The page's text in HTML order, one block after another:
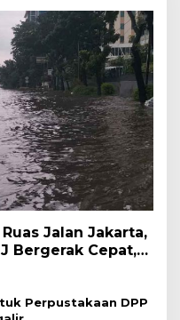
Jalan Jakarta,
Bergerak Cepat,
Secara
Perpustakaan DPP